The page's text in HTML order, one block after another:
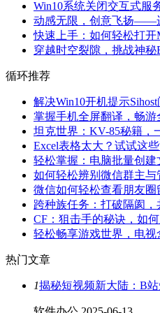
Win10系统关闭交互式服
动感无限，创意飞扬——
快速上手：如何轻松打开
穿越时空裂隙，挑战神
循环推荐
解决Win10开机提示
掌握手机全屏翻译，畅游
坦克世界：KV-85秘籍，
Excel表格太大？试试这
轻松掌握：电脑批量创
如何轻松辨别微信群主与
微信如何轻松查看朋友圈
跨种族任务：打破隔阂
CF：狙击手的秘诀，如
轻松畅享游戏世界，电
热门文章
1揭秘短视频新大陆：B